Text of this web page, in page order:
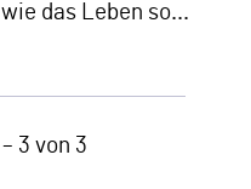
das Leben so...
3 von 3